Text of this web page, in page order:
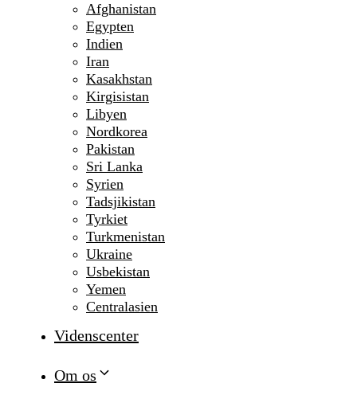
Afghanistan
Egypten
Indien
Iran
Kasakhstan
Kirgisistan
Libyen
Nordkorea
Pakistan
Sri Lanka
Syrien
Tadsjikistan
Tyrkiet
Turkmenistan
Ukraine
Usbekistan
Yemen
Centralasien
Videnscenter
Om os